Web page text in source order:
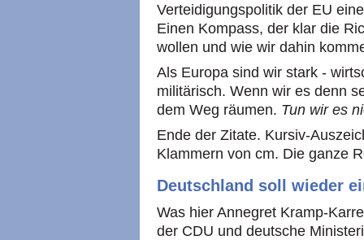
Verteidigungspolitik der EU
Einen Kompass, der klar die
wollen und wie wir dahin
Als Europa sind wir stark -
militärisch. Wenn wir es denn
dem Weg räumen. Tun wir es
Ende der Zitate. Kursiv-
Klammern von cm. Die ganze
Deutschland soll wieder
Was hier Annegret Kramp-
der CDU und deutsche